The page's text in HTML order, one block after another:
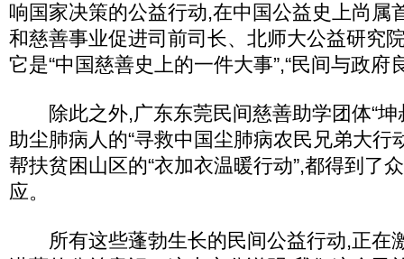
响国家决策的公益行动,在中国公益史上尚属
和慈善事业促进司前司长、北师大公益研究
它是“中国慈善史上的一件大事”,“民间与政府
除此之外,广东东莞民间慈善助学团体“坤
助尘肺病人的“寻救中国尘肺病农民兄弟大行
帮扶贫困山区的“衣加衣温暖行动”,都得到了
应。
所有这些蓬勃生长的民间公益行动,正在